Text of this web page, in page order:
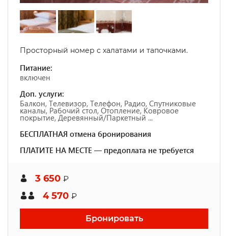
Просторный номер с халатами и тапочками.
Питание:
включен
Доп. услуги:
Балкон, Телевизор, Телефон, Радио, Спутниковые
каналы, Рабочий стол, Отопление, Ковровое
покрытие, Деревянный/Паркетный ...
БЕСПЛАТНАЯ отмена бронирования
ПЛАТИТЕ НА МЕСТЕ — предоплата не требуется
3 650 ₽
4 570 ₽
Бронировать